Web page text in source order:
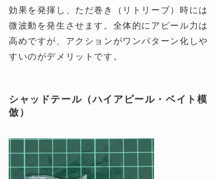
効果を発揮し、ただ巻き（リトリーブ）時には
微波動を発生させます。全体的にアピール力は
高めですが、アクションがワンパターン化しや
すいのがデメリットです。
シャッドテール（ハイアピール・ベイト模
倣）